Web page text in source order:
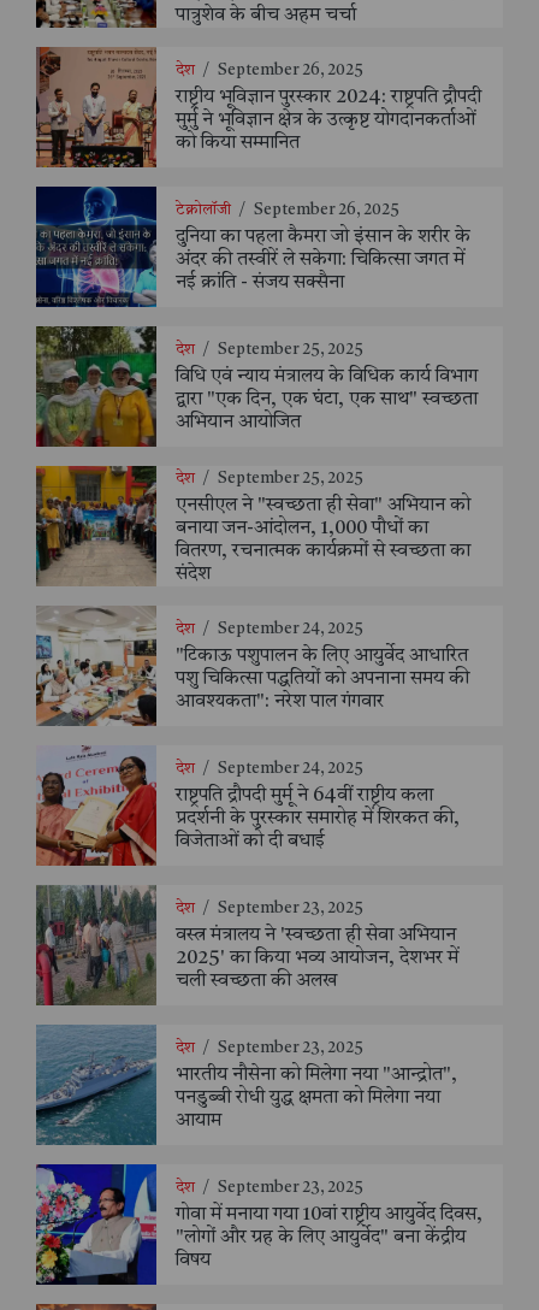
पात्रुशेव के बीच अहम चर्चा
देश / September 26, 2025
राष्ट्रीय भूविज्ञान पुरस्कार 2024: राष्ट्रपति द्रौपदी
मुर्मु ने भूविज्ञान क्षेत्र के उत्कृष्ट योगदानकर्ताओं
को किया सम्मानित
टेक्नोलॉजी / September 26, 2025
दुनिया का पहला कैमरा जो इंसान के शरीर के
अंदर की तस्वीरें ले सकेगा: चिकित्सा जगत में
नई क्रांति - संजय सक्सैना
देश / September 25, 2025
विधि एवं न्याय मंत्रालय के विधिक कार्य विभाग
द्वारा "एक दिन, एक घंटा, एक साथ" स्वच्छता
अभियान आयोजित
देश / September 25, 2025
एनसीएल ने "स्वच्छता ही सेवा" अभियान को
बनाया जन-आंदोलन, 1,000 पौधों का
वितरण, रचनात्मक कार्यक्रमों से स्वच्छता का
संदेश
देश / September 24, 2025
"टिकाऊ पशुपालन के लिए आयुर्वेद आधारित
पशु चिकित्सा पद्धतियों को अपनाना समय की
आवश्यकता": नरेश पाल गंगवार
देश / September 24, 2025
राष्ट्रपति द्रौपदी मुर्मू ने 64वीं राष्ट्रीय कला
प्रदर्शनी के पुरस्कार समारोह में शिरकत की,
विजेताओं को दी बधाई
देश / September 23, 2025
वस्त्र मंत्रालय ने 'स्वच्छता ही सेवा अभियान
2025' का किया भव्य आयोजन, देशभर में
चली स्वच्छता की अलख
देश / September 23, 2025
भारतीय नौसेना को मिलेगा नया "आन्द्रोत",
पनडुब्बी रोधी युद्ध क्षमता को मिलेगा नया
आयाम
देश / September 23, 2025
गोवा में मनाया गया 10वां राष्ट्रीय आयुर्वेद दिवस,
"लोगों और ग्रह के लिए आयुर्वेद" बना केंद्रीय
विषय